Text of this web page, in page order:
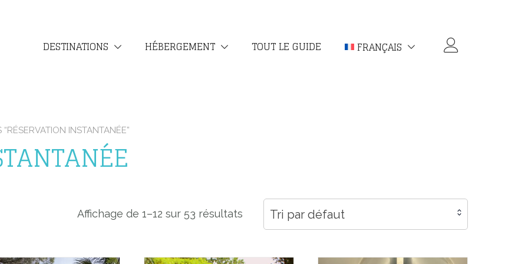
DESTINATIONS HÉBERGEMENT TOUT LE GUIDE FRANÇAIS
INSTANTANÉE”
Affichage de 1–12 sur 53 résultats Tri par défaut